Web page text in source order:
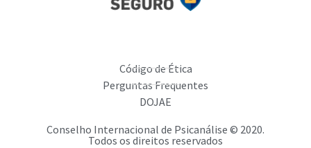
Código de Ética
Perguntas Frequentes
DOJAE
Conselho Internacional de Psicanálise © 2020.
Todos os direitos reservados